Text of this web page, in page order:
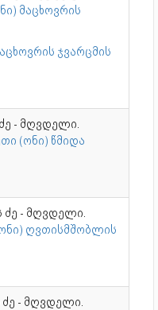
მაცხოვრის
ჯვარცმის
- მღვდელი.
(ონი) წმიდა
ძე - მღვდელი.
ღვთისმშობლის
ძე - მღვდელი.